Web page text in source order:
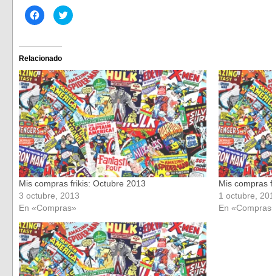
Haz
clic
Facebook
(Se
abre
en
una
ventana
nueva)
Haz
clic
en
una
ventana
nueva)
Relacionado
Mis compras frikis: Octubre 2013
3 octubre, 2013
En «Compras»
Mis compras
1 octubre,
En